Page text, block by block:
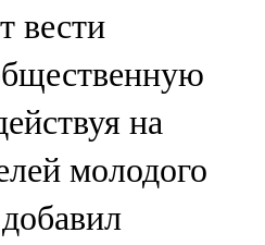
вести
на
молодого